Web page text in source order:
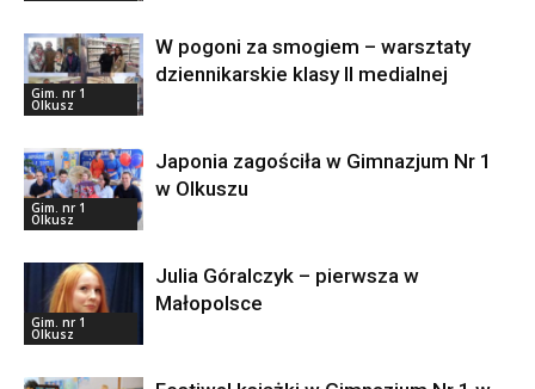
Gim. nr 1
Olkusz
W pogoni za smogiem – warsztaty
dziennikarskie klasy II medialnej
Gim. nr 1
Olkusz
Japonia zagościła w Gimnazjum Nr 1
w Olkuszu
Gim. nr 1
Olkusz
Julia Góralczyk – pierwsza w
Małopolsce